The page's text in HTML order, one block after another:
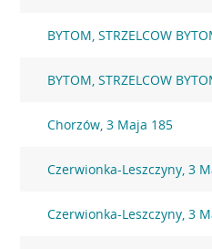
BYTOM, STRZELCOW
BYTOM, STRZELCOW
Chorzów, 3 Maja 185
Czerwionka-Leszczyny, 3
Czerwionka-Leszczyny, 3